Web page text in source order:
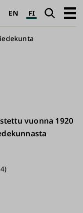
EN FI Haku
Avaa
vuonna 1920